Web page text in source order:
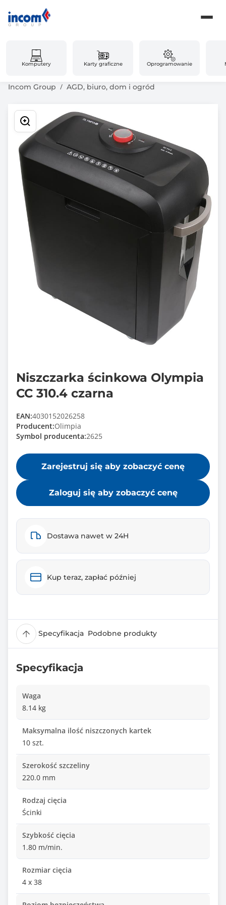
Komputery Karty graficzne Oprogramowanie
Incom Group AGD, biuro, dom i ogród
Niszczarka ścinkowa Olympia
CC 310.4 czarna
EAN:4030152026258
Producent:Olimpia
Symbol producenta:2625
Zarejestruj się aby zobaczyć cenę
Zaloguj się aby zobaczyć cenę
Dostawa nawet w 24H
Kup teraz, zapłać później
Specyfikacja Podobne produkty
Specyfikacja
Waga
8.14 kg
Maksymalna ilość niszczonych kartek
10 szt.
Szerokość szczeliny
220.0 mm
Rodzaj cięcia
Ścinki
Szybkość cięcia
1.80 m/min.
Rozmiar cięcia
4 x 38